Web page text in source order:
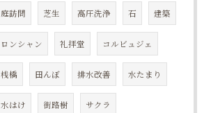
庭訪問 芝生 高圧洗浄 石 建築
ロンシャン 礼拝堂 コルビュジェ
桟橋 田んぼ 排水改善 水たまり
水はけ 街路樹 サクラ